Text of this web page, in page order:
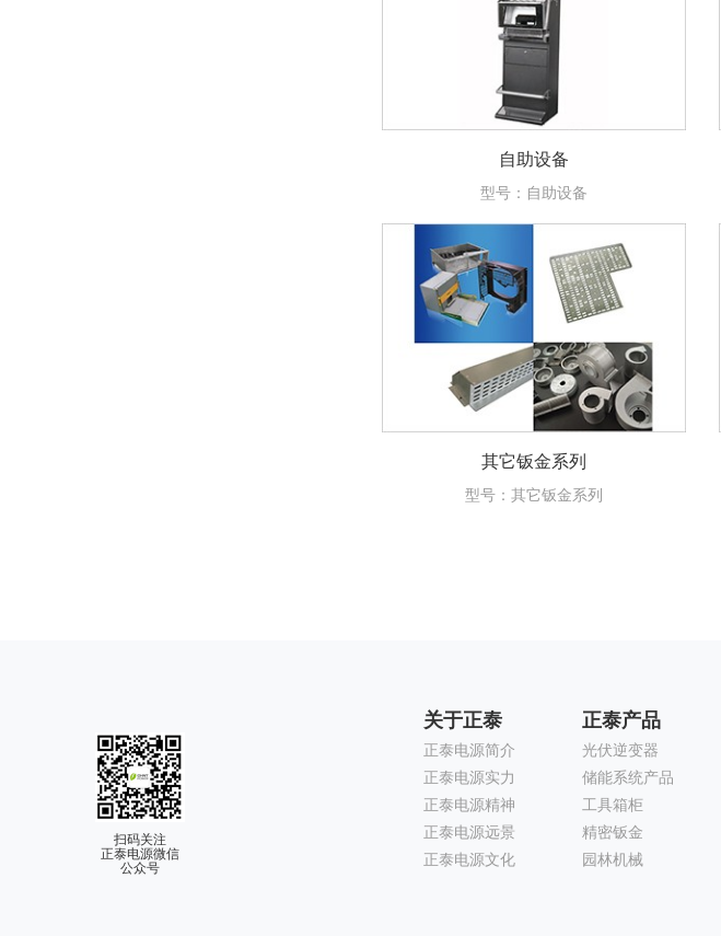
自助设备
型号：自助设备
其它钣金系列
型号：其它钣金系列
扫码关注
正泰电源微信
公众号
关于正泰
正泰电源简介
正泰电源实力
正泰电源精神
正泰电源远景
正泰电源文化
正泰产品
光伏逆变器
储能系统产品
工具箱柜
精密钣金
园林机械